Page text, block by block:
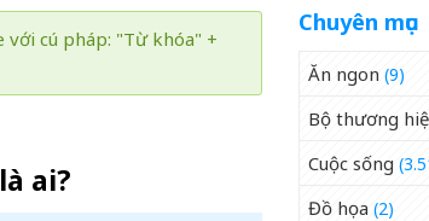
với cú pháp: "Từ khóa" +
ai?
Chuyên mục
Ăn ngon (9)
Bộ thương
Cuộc sống
Đồ họa (2)